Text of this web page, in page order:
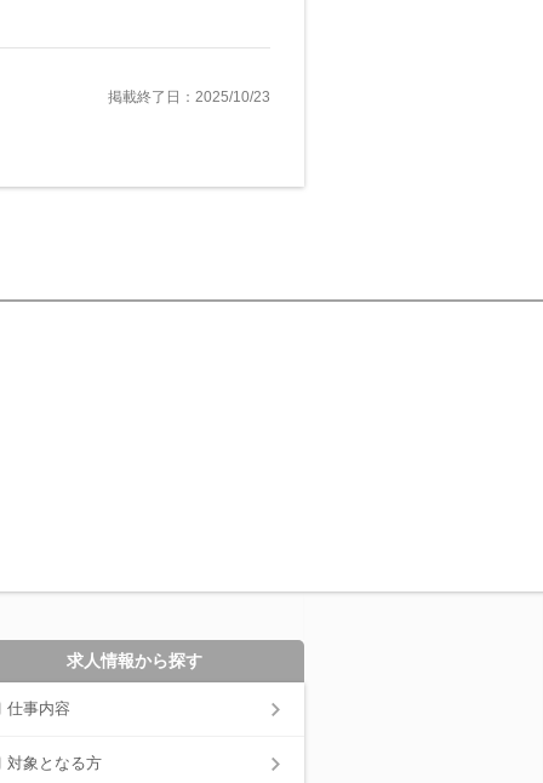
掲載終了日：2025/10/23
求人情報から探す
仕事内容
対象となる方